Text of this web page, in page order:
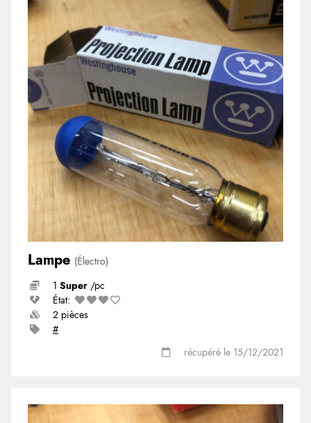
Lampe (Électro)
1 Super /pc
État:
2 pièces
#
récupéré le 15/12/2021